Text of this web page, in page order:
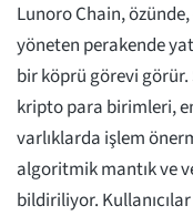
Lunoro Chain,
yöneten perakende
bir köprü görevi görür.
kripto para birimleri,
varlıklarda işlem
algoritmik mantık ve
bildiriliyor.